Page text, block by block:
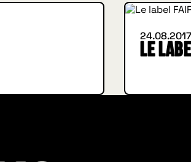
24.08.2017
Le